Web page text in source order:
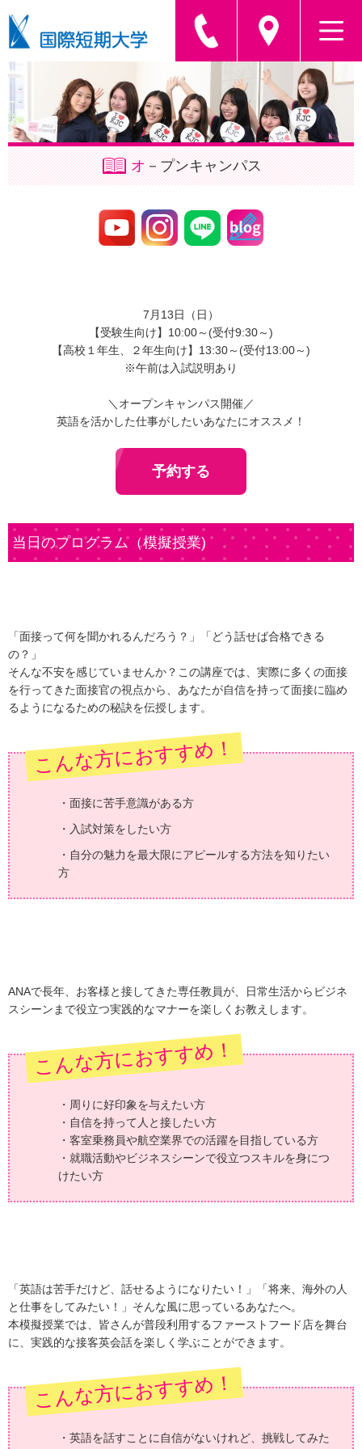
オ －プンキャンパス
7月13日（日）
【受験生向け】10:00～(受付9:30～)
【高校１年生、２年生向け】13:30～(受付13:00～)
※午前は入試説明あり
＼オープンキャンパス開催／
英語を活かした仕事がしたいあなたにオススメ！
予約する
当日のプログラム（模擬授業)
「面接って何を聞かれるんだろう？」「どう話せば合格できる
の？」
そんな不安を感じていませんか？この講座では、実際に多くの面接
を行ってきた面接官の視点から、あなたが自信を持って面接に臨め
るようになるための秘訣を伝授します。
こんな方におすすめ！
・面接に苦手意識がある方
・入試対策をしたい方
・自分の魅力を最大限にアピールする方法を知りたい
方
ANAで長年、お客様と接してきた専任教員が、日常生活からビジネ
スシーンまで役立つ実践的なマナーを楽しくお教えします。
こんな方におすすめ！
・周りに好印象を与えたい方
・自信を持って人と接したい方
・客室乗務員や航空業界での活躍を目指している方
・就職活動やビジネスシーンで役立つスキルを身につ
けたい方
「英語は苦手だけど、話せるようになりたい！」「将来、海外の人
と仕事をしてみたい！」そんな風に思っているあなたへ。
本模擬授業では、皆さんが普段利用するファーストフード店を舞台
に、実践的な接客英会話を楽しく学ぶことができます。
こんな方におすすめ！
・英語を話すことに自信がないけれど、挑戦してみた